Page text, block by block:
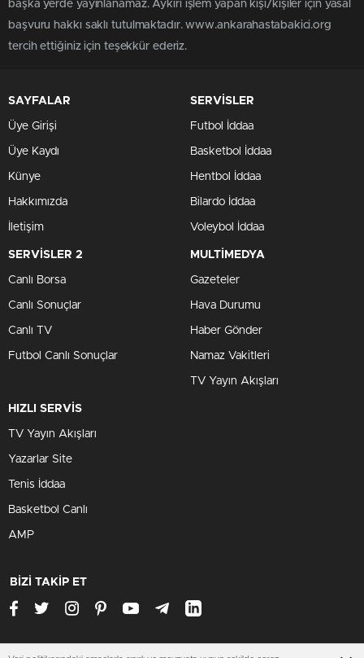
başka yerde yayınlanamaz. Aykırı işlem yapan kişi/kişiler için yasal
başvuru hakkı saklı tutulmaktadır. www.ankarahastabakici.org
tercih ettiğiniz için teşekkür ederiz.
SAYFALAR
Üye Girişi
Üye Kaydı
Künye
Hakkımızda
İletişim
SERVİSLER
Futbol İddaa
Basketbol İddaa
Hentbol İddaa
Bilardo İddaa
Voleybol İddaa
SERVİSLER 2
Canlı Borsa
Canlı Sonuçlar
Canlı TV
Futbol Canlı Sonuçlar
MULTİMEDYA
Gazeteler
Hava Durumu
Haber Gönder
Namaz Vakitleri
TV Yayın Akışları
HIZLI SERVİS
TV Yayın Akışları
Yazarlar Site
Tenis İddaa
Basketbol Canlı
AMP
BİZİ TAKİP ET